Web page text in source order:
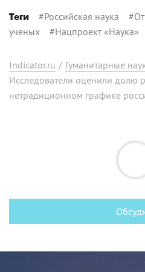
Теги #Российская наука #
ученых #Нацпроект «Наука»
Indicator.ru / Гуманитарные
Исследователи оценили долю
нетрадиционном графике